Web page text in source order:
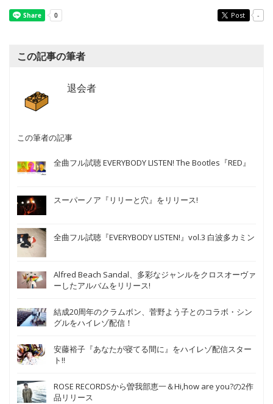
Post -
この記事の筆者
退会者
この筆者の記事
全曲フル試聴 EVERYBODY LISTEN! The Bootles『RED』
スーパーノア『リリーと穴』をリリース!
全曲フル試聴『EVERYBODY LISTEN!』vol.3 白波多カミン
Alfred Beach Sandal、多彩なジャンルをクロスオーヴァ
ーしたアルバムをリリース!
結成20周年のクラムボン、菅野よう子とのコラボ・シン
グルをハイレゾ配信！
安藤裕子『あなたが寝てる間に』をハイレゾ配信スター
ト!!
ROSE RECORDSから曽我部恵一＆Hi,how are you?の2作
品リリース